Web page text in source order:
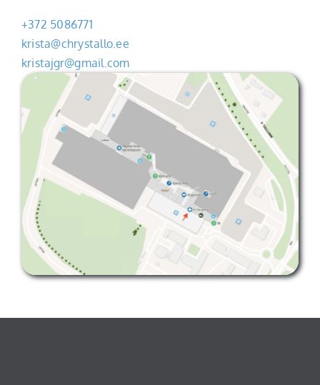
+372 5086771
krista@chrystallo.ee
kristajgr@gmail.com